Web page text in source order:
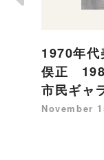
1970年代
俣正
市民ギャ
November